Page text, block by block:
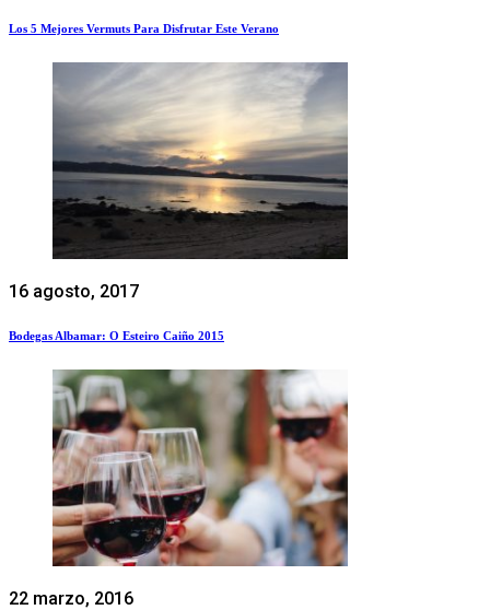
Los 5 Mejores Vermuts Para Disfrutar Este Verano
16 agosto, 2017
Bodegas Albamar: O Esteiro Caiño 2015
22 marzo, 2016